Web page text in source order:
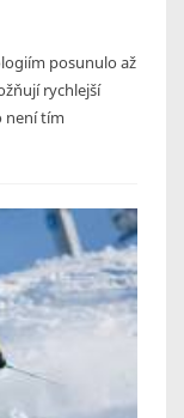
posunulo až
rychlejší
není tím